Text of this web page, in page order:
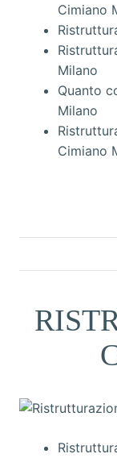
Cimiano
Milano
Quanto
Milano
Cimiano